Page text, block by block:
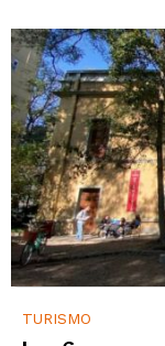
TURISMO